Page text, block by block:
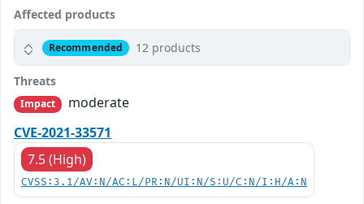
Affected products
Recommended 12 products
Threats
Impact
moderate
CVE-2021-33571
7.5 (High)
CVSS:3.1/AV:N/AC:L/PR:N/UI:N/S:U/C:N/I:H/A:N